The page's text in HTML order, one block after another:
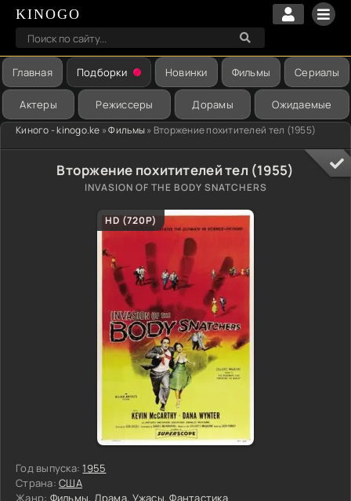
KINOGO
Главная Подборки Новинки Фильмы Сериалы
Актеры Режиссеры Дорамы Ожидаемые
Киного - kinogo.ke »Фильмы» Вторжение похитителей тел (1955)
Вторжение похитителей тел (1955)
INVASION OF THE BODY SNATCHERS
HD (720P)
Год выпуска: 1955
Страна: США
Жанр: Фильмы, Драма, Ужасы,Фантастика